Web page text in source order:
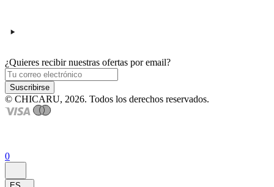
¿Quieres recibir nuestras ofertas por email?
Suscribirse
© CHICARU, 2026. Todos los derechos reservados.
0